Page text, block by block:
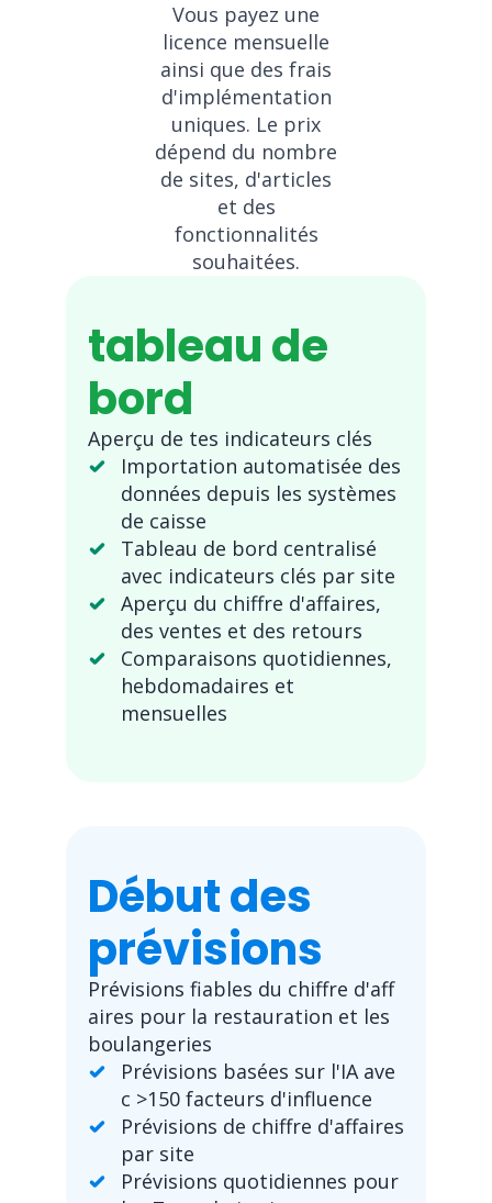
Vous payez une
licence mensuelle
ainsi que des frais
d'implémentation
uniques. Le prix
dépend du nombre
de sites, d'articles
et des
fonctionnalités
souhaitées.
tableau de
bord
Aperçu de tes indicateurs clés
Importation automatisée des
données depuis les systèmes
de caisse
Tableau de bord centralisé
avec indicateurs clés par site
Aperçu du chiffre d'affaires,
des ventes et des retours
Comparaisons quotidiennes,
hebdomadaires et
mensuelles
Début des
prévisions
Prévisions fiables du chiffre d'aff
aires pour la restauration et les
boulangeries
Prévisions basées sur l'IA ave
c >150 facteurs d'influence
Prévisions de chiffre d'affaires
par site
Prévisions quotidiennes pour